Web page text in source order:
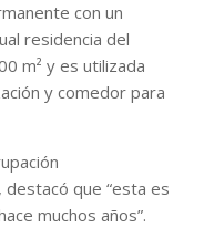
con un
residencia del
m² y es utilizada
y comedor para
destacó que “esta es
muchos años”.